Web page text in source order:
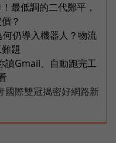
最低調的二代鄭平，
？
仍導入機器人？物流
題
讀Gmail、自動跑完工
國際雙冠揭密好網路新